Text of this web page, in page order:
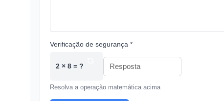
Verificação de segurança *
2 × 8 = ?
Resolva a operação matemática acima